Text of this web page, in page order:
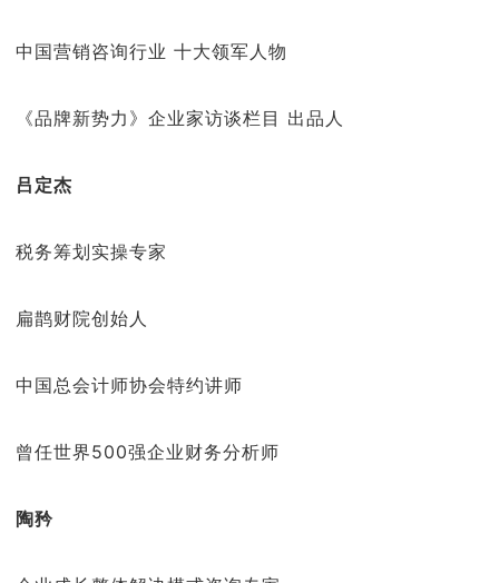
中国营销咨询行业 十大领军人物
《品牌新势力》企业家访谈栏目 出品人
吕定杰
税务筹划实操专家
扁鹊财院创始人
中国总会计师协会特约讲师
曾任世界500强企业财务分析师
陶矜